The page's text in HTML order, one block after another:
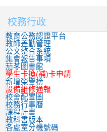
:::
校務行政
教育公務認證平台
教師差勤管理
公文整合系統
集會報告事項
茄苳圖書館
學生卡換(補)卡申請
新增榮譽榜
設備維修通報
校舍配置圖
校務行事曆
課程計畫
教科書版本
各處室分機號碼